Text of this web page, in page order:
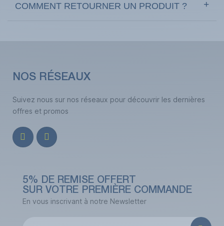
COMMENT RETOURNER UN PRODUIT ?
NOS RÉSEAUX
Suivez nous sur nos réseaux pour découvrir les dernières
offres et promos
5% DE REMISE OFFERT
SUR VOTRE PREMIÈRE COMMANDE
En vous inscrivant à notre Newsletter